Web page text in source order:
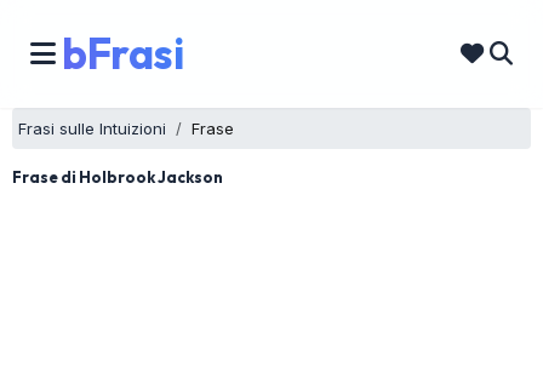
bFrasi
Frasi sulle Intuizioni Frase
Frase di Holbrook Jackson